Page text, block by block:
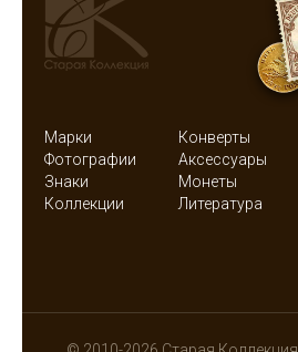
Марки Конверты
Фотографии
Аксессуары
Знаки
Монеты
Коллекции
Литература